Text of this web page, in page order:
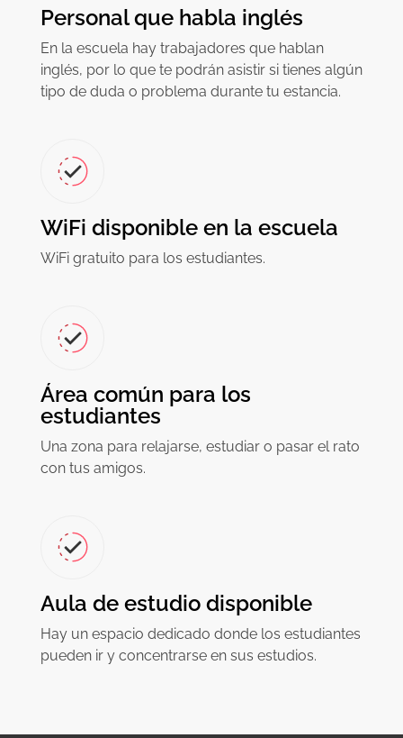
Personal que habla inglés
En la escuela hay trabajadores que hablan
inglés, por lo que te podrán asistir si tienes algún
tipo de duda o problema durante tu estancia.
WiFi disponible en la escuela
WiFi gratuito para los estudiantes.
Área común para los
estudiantes
Una zona para relajarse, estudiar o pasar el rato
con tus amigos.
Aula de estudio disponible
Hay un espacio dedicado donde los estudiantes
pueden ir y concentrarse en sus estudios.